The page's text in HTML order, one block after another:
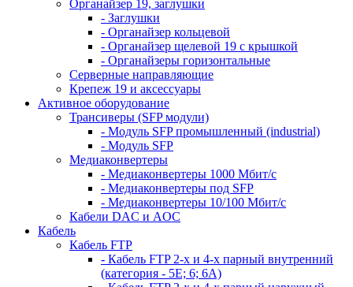
Органайзер 19, заглушки
- Заглушки
- Органайзер кольцевой
- Органайзер щелевой 19 с крышкой
- Органайзеры горизонтальные
Серверные направляющие
Крепеж 19 и аксессуары
Активное оборудование
Трансиверы (SFP модули)
- Модуль SFP промышленный (industrial)
- Модуль SFP
Медиаконвертеры
- Медиаконвертеры 1000 Мбит/с
- Медиаконвертеры под SFP
- Медиаконвертеры 10/100 Мбит/с
Кабели DAC и AOC
Кабель
Кабель FTP
- Кабель FTP 2-х и 4-х парный внутренний
(категория - 5Е; 6; 6А)